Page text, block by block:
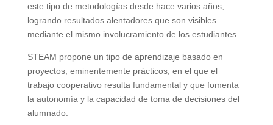
este tipo de metodologías desde hace varios años,
logrando resultados alentadores que son visibles
mediante el mismo involucramiento de los estudiantes.
STEAM propone un tipo de aprendizaje basado en
proyectos, eminentemente prácticos, en el que el
trabajo cooperativo resulta fundamental y que fomenta
la autonomía y la capacidad de toma de decisiones del
alumnado.